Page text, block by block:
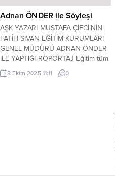
hayatında ise, Anadolu Üniversitesi
Bölümü’nden mezun oldum. İmkân
dâhilinde okumaya ve öğrenmeye
devam edeceğim. B.F. Sanatınıza
nasıl başladığınızdan...
Adnan ÖNDER ile Söyleşi
AŞK YAZARI MUSTAFA ÇİFCİ’NİN
FATİH SIVAN EĞİTİM KURUMLARI
GENEL MÜDÜRÜ ADNAN ÖNDER
İLE YAPTIĞI RÖPORTAJ Eğitim tüm
insanların ortak sorunu. Sadece
insanların mı, Dünya’nın en büyük
8 Ekim 2025 11:11 0